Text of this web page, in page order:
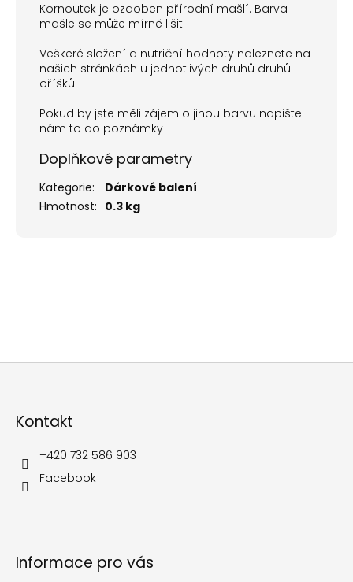
Kornoutek je ozdoben přírodní mašlí. Barva
mašle se může mírně lišit.
Veškeré složení a nutriční hodnoty naleznete na
našich stránkách u jednotlivých druhů druhů
oříšků.
Pokud by jste měli zájem o jinou barvu napište
nám to do poznámky
Doplňkové parametry
Kategorie:
Dárkové balení
Hmotnost: 0.3 kg
Kontakt
+420 732 586 903
Facebook
Informace pro vás